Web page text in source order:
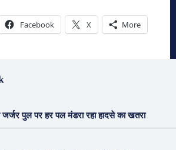
Facebook X More
पुल पर हर पल मंडरा रहा हादसे का खतरा